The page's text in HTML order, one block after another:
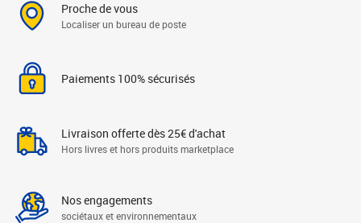
Proche de vous
Localiser un bureau de poste
Paiements 100% sécurisés
Livraison offerte dès 25€ d'achat
Hors livres et hors produits marketplace
Nos engagements
sociétaux et environnementaux